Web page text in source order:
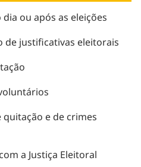
ou após as eleições
de justificativas eleitorais
e de crimes
a Justiça Eleitoral